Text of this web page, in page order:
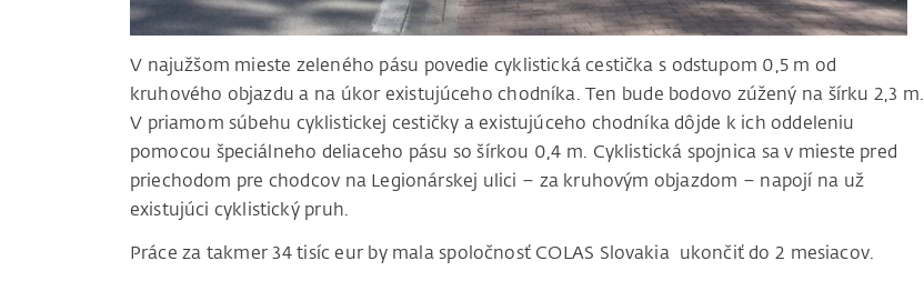
V najužšom mieste zeleného pásu povedie cyklistická cestička s odstupom 0,5 m od
kruhového objazdu a na úkor existujúceho chodníka. Ten bude bodovo zúžený na šírku 2,3 m.
V priamom súbehu cyklistickej cestičky a existujúceho chodníka dôjde k ich oddeleniu
pomocou špeciálneho deliaceho pásu so šírkou 0,4 m. Cyklistická spojnica sa v mieste pred
priechodom pre chodcov na Legionárskej ulici – za kruhovým objazdom – napojí na už
existujúci cyklistický pruh.
Práce za takmer 34 tisíc eur by mala spoločnosť COLAS Slovakia ukončiť do 2 mesiacov.